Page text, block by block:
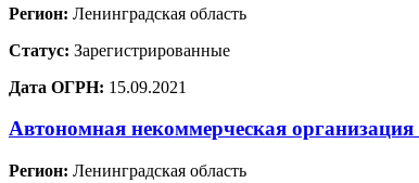
Регион: Ленинградская область
Статус: Зарегистрированные
Дата ОГРН: 15.09.2021
Автономная некоммерческая
Регион: Ленинградская область